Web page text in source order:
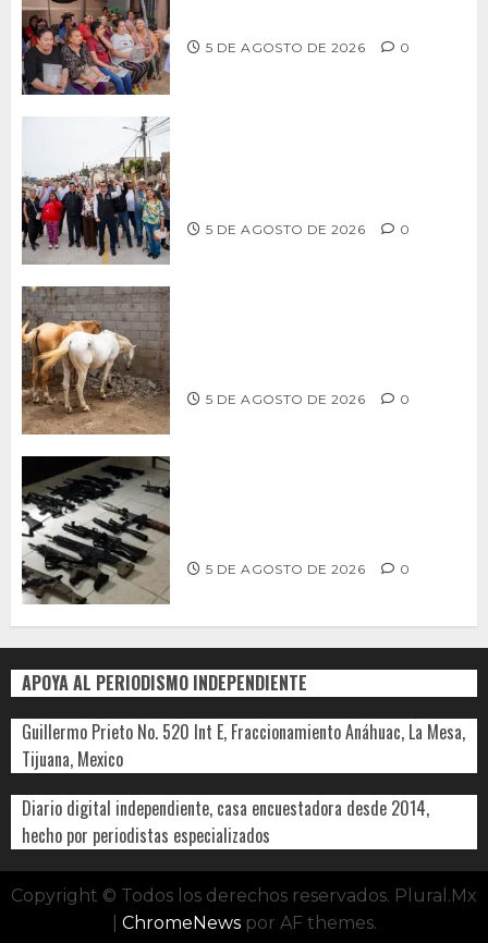
5 DE AGOSTO DE 2026 0
5 DE AGOSTO DE 2026 0
5 DE AGOSTO DE 2026 0
5 DE AGOSTO DE 2026 0
APOYA AL PERIODISMO INDEPENDIENTE
Guillermo Prieto No. 520 Int E, Fraccionamiento Anáhuac, La Mesa,
Tijuana, Mexico
Diario digital independiente, casa encuestadora desde 2014,
hecho por periodistas especializados
Copyright © Todos los derechos reservados. Plural.Mx
ChromeNewspor AF themes.